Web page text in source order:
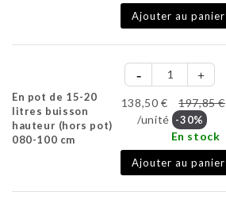
Ajouter au panier
En pot de 15-20
litres buisson
hauteur (hors pot)
080-100 cm
138,50 €
197,85 €
/unité -30%
En stock
Ajouter au panier